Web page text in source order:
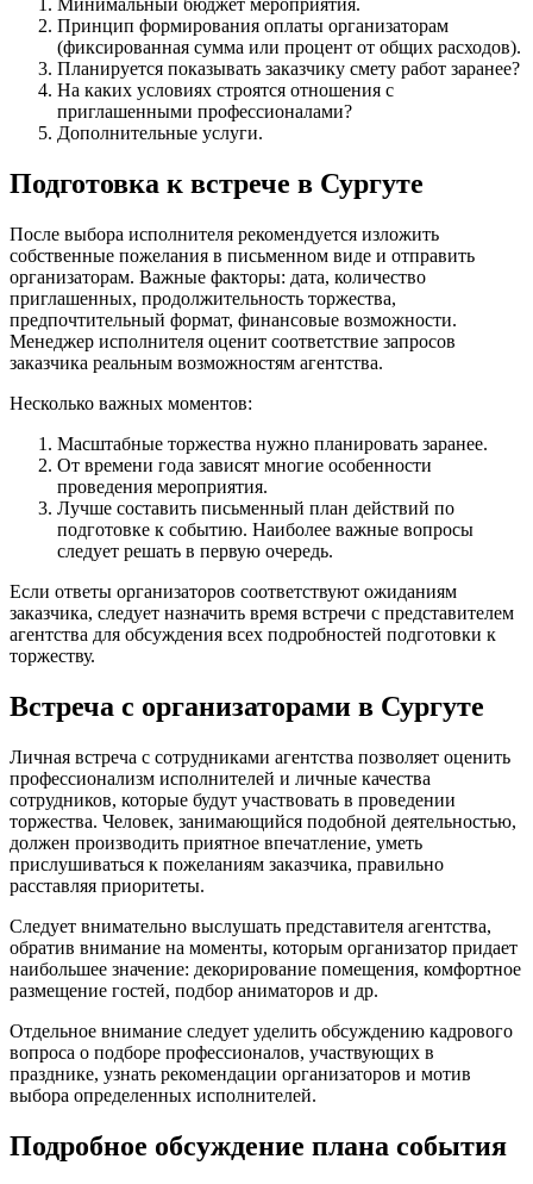
Минимальный бюджет мероприятия.
Принцип формирования оплаты организаторам
(фиксированная сумма или процент от общих расходов).
Планируется показывать заказчику смету работ заранее?
На каких условиях строятся отношения с
приглашенными профессионалами?
Дополнительные услуги.
Подготовка к встрече в Сургуте
После выбора исполнителя рекомендуется изложить
собственные пожелания в письменном виде и отправить
организаторам. Важные факторы: дата, количество
приглашенных, продолжительность торжества,
предпочтительный формат, финансовые возможности.
Менеджер исполнителя оценит соответствие запросов
заказчика реальным возможностям агентства.
Несколько важных моментов:
Масштабные торжества нужно планировать заранее.
От времени года зависят многие особенности
проведения мероприятия.
Лучше составить письменный план действий по
подготовке к событию. Наиболее важные вопросы
следует решать в первую очередь.
Если ответы организаторов соответствуют ожиданиям
заказчика, следует назначить время встречи с представителем
агентства для обсуждения всех подробностей подготовки к
торжеству.
Встреча с организаторами в Сургуте
Личная встреча с сотрудниками агентства позволяет оценить
профессионализм исполнителей и личные качества
сотрудников, которые будут участвовать в проведении
торжества. Человек, занимающийся подобной деятельностью,
должен производить приятное впечатление, уметь
прислушиваться к пожеланиям заказчика, правильно
расставляя приоритеты.
Следует внимательно выслушать представителя агентства,
обратив внимание на моменты, которым организатор придает
наибольшее значение: декорирование помещения, комфортное
размещение гостей, подбор аниматоров и др.
Отдельное внимание следует уделить обсуждению кадрового
вопроса о подборе профессионалов, участвующих в
празднике, узнать рекомендации организаторов и мотив
выбора определенных исполнителей.
Подробное обсуждение плана события